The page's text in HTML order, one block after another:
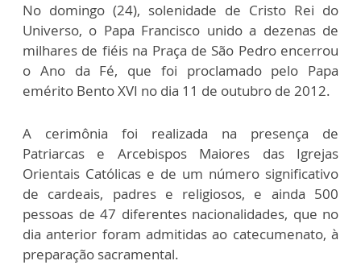
No domingo (24), solenidade de Cristo Rei do
Universo, o Papa Francisco unido a dezenas de
milhares de fiéis na Praça de São Pedro encerrou
o Ano da Fé, que foi proclamado pelo Papa
emérito Bento XVI no dia 11 de outubro de 2012.
A cerimônia foi realizada na presença de
Patriarcas e Arcebispos Maiores das Igrejas
Orientais Católicas e de um número significativo
de cardeais, padres e religiosos, e ainda 500
pessoas de 47 diferentes nacionalidades, que no
dia anterior foram admitidas ao catecumenato, à
preparação sacramental.